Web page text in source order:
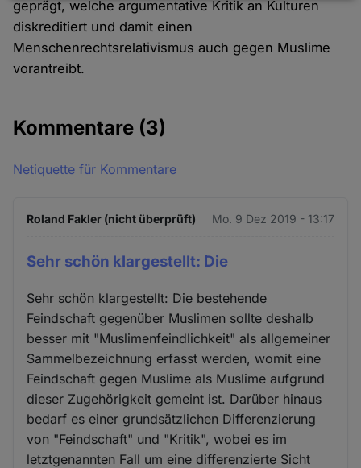
geprägt, welche argumentative Kritik an Kulturen
diskreditiert und damit einen
Menschenrechtsrelativismus auch gegen Muslime
vorantreibt.
Kommentare (3)
Netiquette für Kommentare
Roland Fakler (nicht überprüft) Mo. 9 Dez 2019 - 13:17
Sehr schön klargestellt: Die
Sehr schön klargestellt: Die bestehende
Feindschaft gegenüber Muslimen sollte deshalb
besser mit "Muslimenfeindlichkeit" als allgemeiner
Sammelbezeichnung erfasst werden, womit eine
Feindschaft gegen Muslime als Muslime aufgrund
dieser Zugehörigkeit gemeint ist. Darüber hinaus
bedarf es einer grundsätzlichen Differenzierung
von "Feindschaft" und "Kritik", wobei es im
letztgenannten Fall um eine differenzierte Sicht
und
Cookies